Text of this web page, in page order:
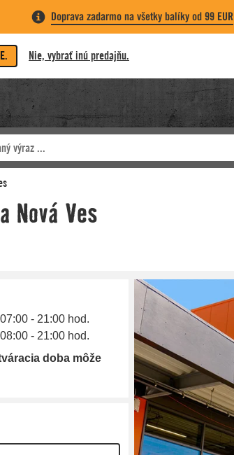
Doprava zadarmo na všetky balíky od 99 EUR
Nie, vybrať inú predajňu.
07:00 - 21:00 hod.
08:00 - 21:00 hod.
doba môže